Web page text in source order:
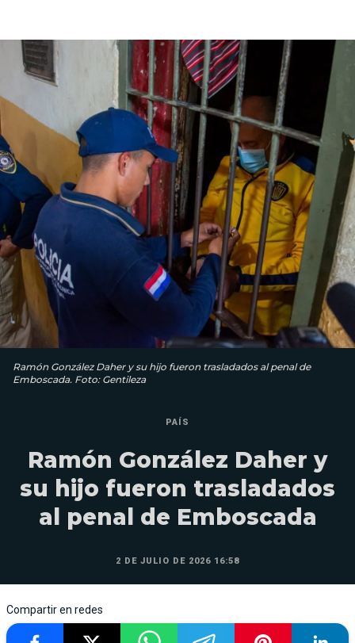
Ramón González Daher y su hijo fueron trasladados al penal de
Emboscada. Foto: Gentileza
PAÍS
Ramón González Daher y
su hijo fueron trasladados
al penal de Emboscada
2 DE JULIO DE 2026 16:58
Compartir en redes